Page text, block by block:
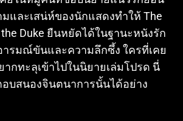
และเสน่ห์ของนักแสดงทำให้ The
the Duke ยืนหยัดได้ในฐานะหนังรัก
รมณ์ขันและความลึกซึ้ง ใครที่เคย
กทะลุเข้าไปในนิยายเล่มโปรด นี่
บสนองจินตนาการนั้นได้อย่าง